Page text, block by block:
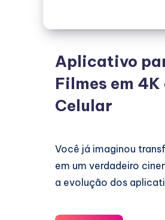
Aplicativo
Filmes em 4K
Celular
Você já imaginou
em um verdadeiro
a evolução dos